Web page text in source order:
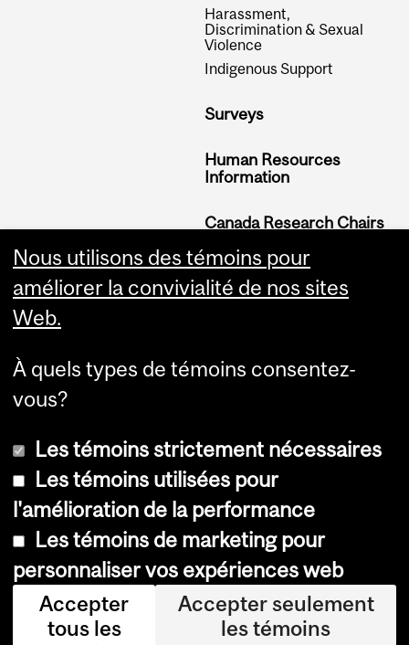
Harassment,
Discrimination & Sexual
Violence
Indigenous Support
Surveys
Human Resources
Information
Canada Research Chairs
Further Reading
Definitions
Equity Related Policies &
Equity Blog
© Université McGill, 2026
Accessibilité
Avis sur les témoins
Paramètres des témoins
Nous utilisons des témoins pour
améliorer la convivialité de nos sites
Web.
À quels types de témoins consentez-
vous?
Les témoins strictement nécessaires
Les témoins utilisées pour
l'amélioration de la performance
Les témoins de marketing pour
personnaliser vos expériences web
Accepter
tous les
Accepter seulement
les témoins